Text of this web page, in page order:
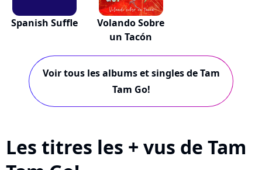
Spanish Suffle
Volando Sobre
un Tacón
Voir tous les albums et singles de Tam
Tam Go!
Les titres les + vus de Tam